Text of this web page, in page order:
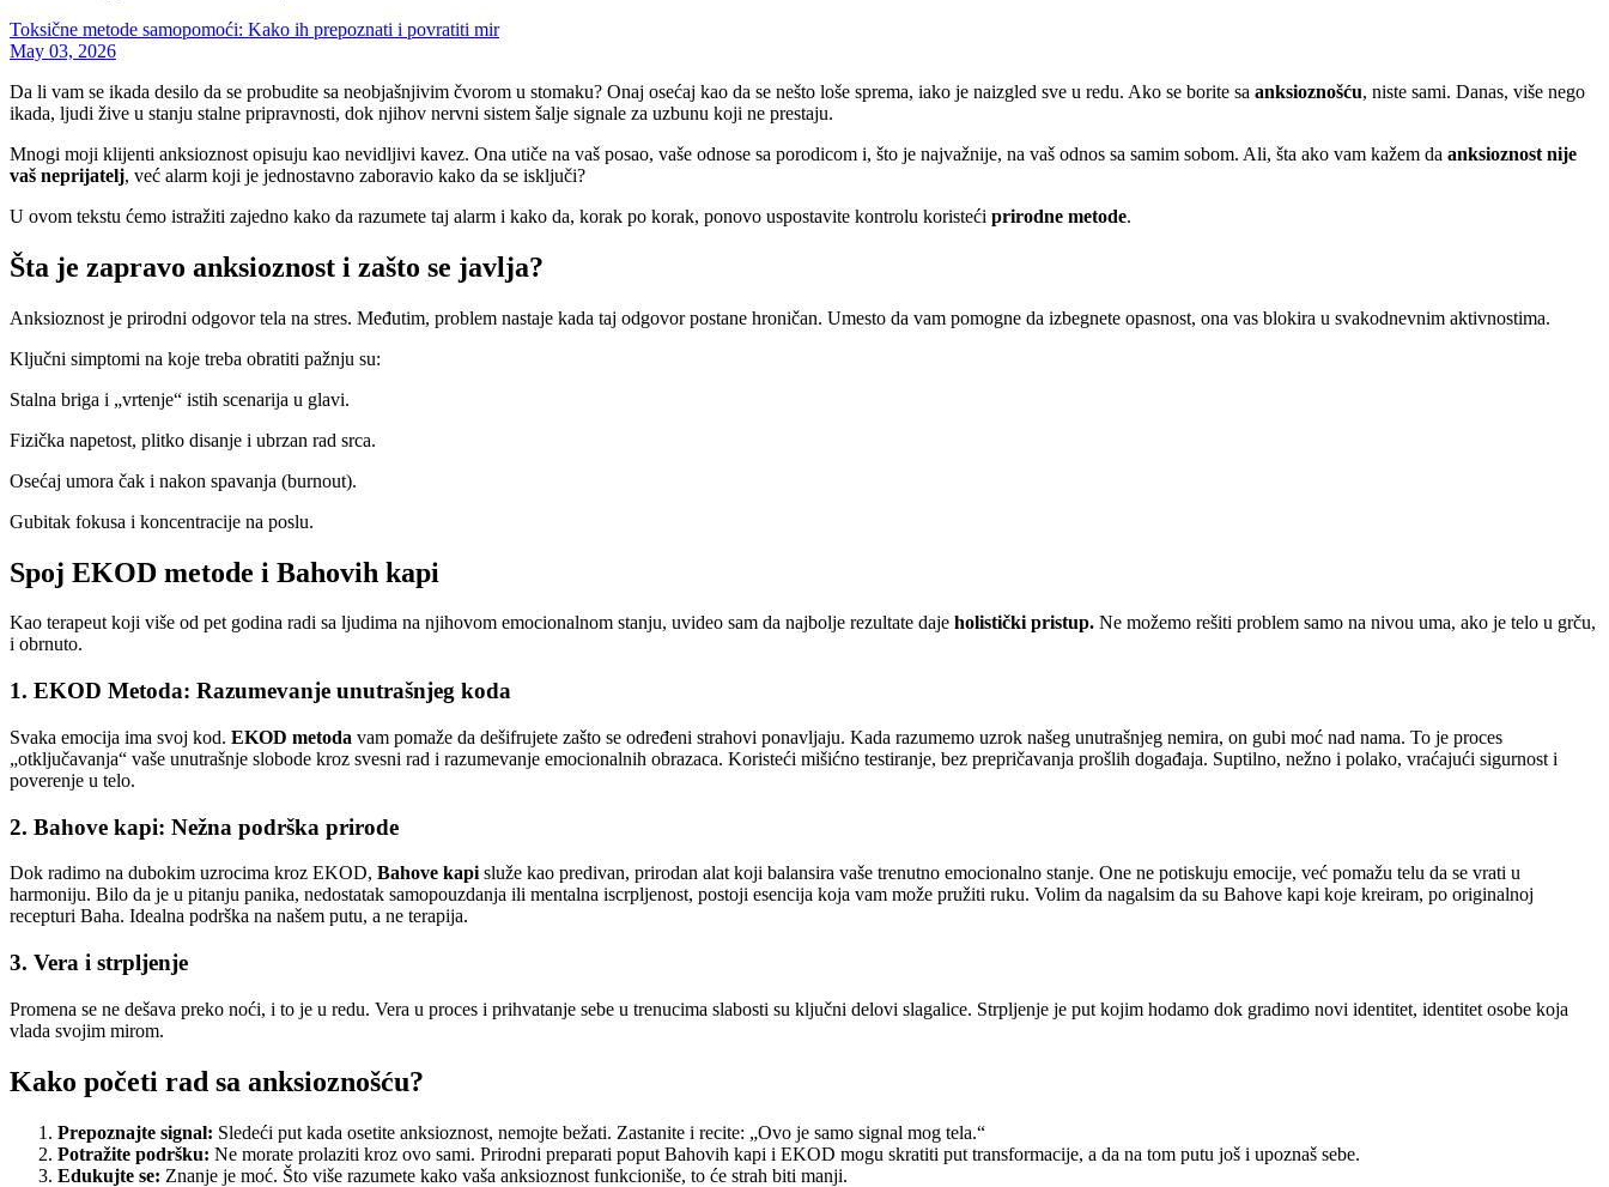
Toksične metode samopomoći: Kako ih prepoznati i povratiti mir
May 03, 2026
Da li vam se ikada desilo da se probudite sa neobjašnjivim čvorom u stomaku? Onaj osećaj kao da se nešto loše sprema, iako je naizgled sve u redu. Ako se borite sa anksioznošću, niste sami. Danas, više nego
ikada, ljudi žive u stanju stalne pripravnosti, dok njihov nervni sistem šalje signale za uzbunu koji ne prestaju.
Mnogi moji klijenti anksioznost opisuju kao nevidljivi kavez. Ona utiče na vaš posao, vaše odnose sa porodicom i, što je najvažnije, na vaš odnos sa samim sobom. Ali, šta ako vam kažem da anksioznost nije
vaš neprijatelj, već alarm koji je jednostavno zaboravio kako da se isključi?
U ovom tekstu ćemo istražiti zajedno kako da razumete taj alarm i kako da, korak po korak, ponovo uspostavite kontrolu koristeći prirodne metode.
Šta je zapravo anksioznost i zašto se javlja?
Anksioznost je prirodni odgovor tela na stres. Međutim, problem nastaje kada taj odgovor postane hroničan. Umesto da vam pomogne da izbegnete opasnost, ona vas blokira u svakodnevnim aktivnostima.
Ključni simptomi na koje treba obratiti pažnju su:
Stalna briga i „vrtenje“ istih scenarija u glavi.
Fizička napetost, plitko disanje i ubrzan rad srca.
Osećaj umora čak i nakon spavanja (burnout).
Gubitak fokusa i koncentracije na poslu.
Spoj EKOD metode i Bahovih kapi
Kao terapeut koji više od pet godina radi sa ljudima na njihovom emocionalnom stanju, uvideo sam da najbolje rezultate daje holistički pristup. Ne možemo rešiti problem samo na nivou uma, ako je telo u grču,
i obrnuto.
1. EKOD Metoda: Razumevanje unutrašnjeg koda
Svaka emocija ima svoj kod. EKOD metoda vam pomaže da dešifrujete zašto se određeni strahovi ponavljaju. Kada razumemo uzrok našeg unutrašnjeg nemira, on gubi moć nad nama. To je proces
„otključavanja“ vaše unutrašnje slobode kroz svesni rad i razumevanje emocionalnih obrazaca. Koristeći mišićno testiranje, bez prepričavanja prošlih događaja. Suptilno, nežno i polako, vraćajući sigurnost i
poverenje u telo.
2. Bahove kapi: Nežna podrška prirode
Dok radimo na dubokim uzrocima kroz EKOD, Bahove kapi služe kao predivan, prirodan alat koji balansira vaše trenutno emocionalno stanje. One ne potiskuju emocije, već pomažu telu da se vrati u
harmoniju. Bilo da je u pitanju panika, nedostatak samopouzdanja ili mentalna iscrpljenost, postoji esencija koja vam može pružiti ruku. Volim da nagalsim da su Bahove kapi koje kreiram, po originalnoj
recepturi Baha. Idealna podrška na našem putu, a ne terapija.
3. Vera i strpljenje
Promena se ne dešava preko noći, i to je u redu. Vera u proces i prihvatanje sebe u trenucima slabosti su ključni delovi slagalice. Strpljenje je put kojim hodamo dok gradimo novi identitet, identitet osobe koja
vlada svojim mirom.
Kako početi rad sa anksioznošću?
Prepoznajte signal: Sledeći put kada osetite anksioznost, nemojte bežati. Zastanite i recite: „Ovo je samo signal mog tela.“
Potražite podršku: Ne morate prolaziti kroz ovo sami. Prirodni preparati poput Bahovih kapi i EKOD mogu skratiti put transformacije, a da na tom putu još i upoznaš sebe.
Edukujte se: Znanje je moć. Što više razumete kako vaša anksioznost funkcioniše, to će strah biti manji.